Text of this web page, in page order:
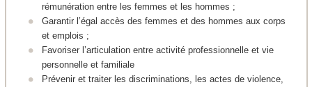
rémunération entre les femmes et les hommes ;
Garantir l’égal accès des femmes et des hommes aux corps
et emplois ;
Favoriser l’articulation entre activité professionnelle et vie
personnelle et familiale
Prévenir et traiter les discriminations, les actes de violence,